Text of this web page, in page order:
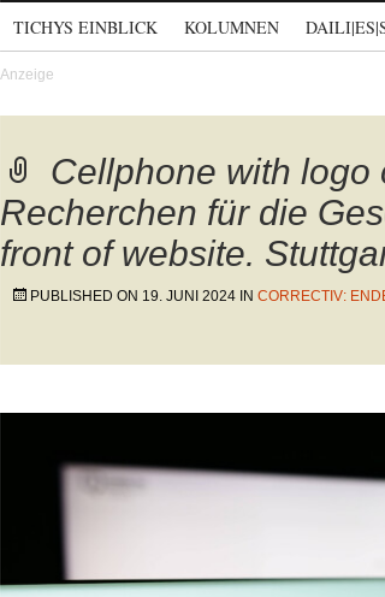
TICHYS EINBLICK KOLUMNEN
Cellphone with logo
Recherchen für die
front of website.
PUBLISHED ON 19. JUNI 2024 IN CORRECTIV: